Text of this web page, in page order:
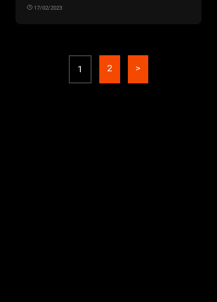
17/02/2023
1 2 >